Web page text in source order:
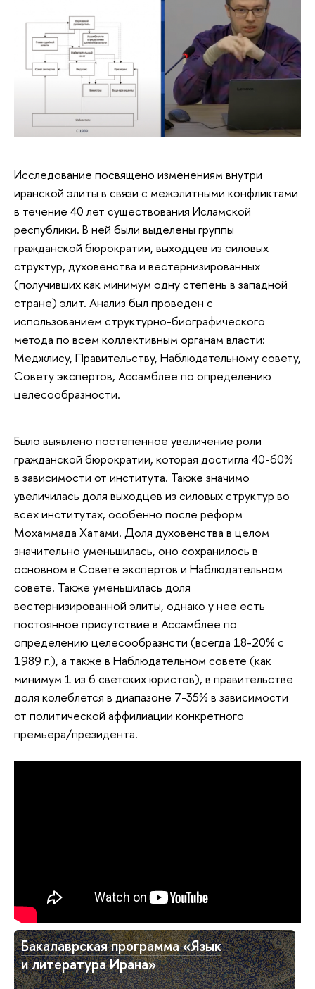
Исследование посвящено изменениям внутри
иранской элиты в связи с межэлитными конфликтами
в течение 40 лет существования Исламской
республики. В ней были выделены группы
гражданской бюрократии, выходцев из силовых
структур, духовенства и вестернизированных
(получивших как минимум одну степень в западной
стране) элит. Анализ был проведен с
использованием структурно-биографического
метода по всем коллективным органам власти:
Меджлису, Правительству, Наблюдательному совету,
Совету экспертов, Ассамблее по определению
целесообразности.
Было выявлено постепенное увеличение роли
гражданской бюрократии, которая достигла 40-60%
в зависимости от института. Также значимо
увеличилась доля выходцев из силовых структур во
всех институтах, особенно после реформ
Мохаммада Хатами. Доля духовенства в целом
значительно уменьшилась, оно сохранилось в
основном в Совете экспертов и Наблюдательном
совете. Также уменьшилась доля
вестернизированной элиты, однако у неё есть
постоянное присутствие в Ассамблее по
определению целесообразнсти (всегда 18-20% с
1989 г.), а также в Наблюдательном совете (как
минимум 1 из 6 светских юристов), в правительстве
доля колеблется в диапазоне 7-35% в зависимости
от политической аффилиации конкретного
премьера/президента.
Бакалаврская программа «Язык
и литература Ирана»